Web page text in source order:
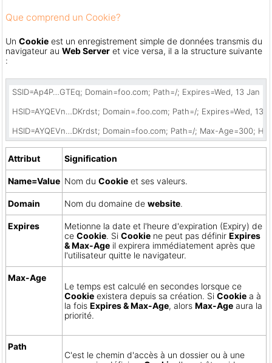
Que comprend un Cookie?
Un Cookie est un enregistrement simple de données transmis du
navigateur au Web Server et vice versa, il a la structure suivante
:
SSID=Ap4P…GTEq; Domain=foo.com; Path=/; Expires=Wed, 13 Jan
HSID=AYQEVn…DKrdst; Domain=.foo.com; Path=/; Expires=Wed, 13
HSID=AYQEVn…DKrdst; Domain=foo.com; Path=/; Max-Age=300;
Attribut Signification
Name=Value Nom du Cookie et ses valeurs.
Domain Nom du domaine de website.
Expires
Metionne la date et l'heure d'expiration (Expiry) de
ce Cookie. Si Cookie ne peut pas définir Expires
& Max-Age il expirera immédiatement après que
l'utilisateur quitte le navigateur.
Max-Age
Le temps est calculé en secondes lorsque ce
Cookie existera depuis sa création. Si Cookie a à
la fois Expires & Max-Age, alors Max-Age aura la
priorité.
Path
C'est le chemin d'accès à un dossier ou à une